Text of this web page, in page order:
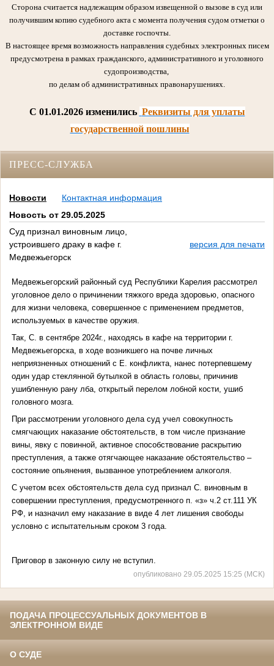
Сторона считается надлежащим образом извещенной о вызове в суд или
получившим копию судебного акта с момента получения судом отметки о
доставке госпочты.
В настоящее время возможность направления судебных электронных писем
предусмотрена в рамках гражданского, административного и уголовного
судопроизводства,
по делам об административных правонарушениях.
C 01.01.2026 изменились Реквизиты для уплаты
государственной пошлины
ПРЕСС-СЛУЖБА
Новости
Контактная информация
Новость от 29.05.2025
Суд признал виновным лицо,
устроившего драку в кафе г.
Медвежьегорск
версия для печати
Медвежьегорский районный суд Республики Карелия рассмотрел
уголовное дело о причинении тяжкого вреда здоровью, опасного
для жизни человека, совершенное с применением предметов,
используемых в качестве оружия.
Так, С. в сентябре 2024г., находясь в кафе на территории г.
Медвежьегорска, в ходе возникшего на почве личных
неприязненных отношений с Е. конфликта, нанес потерпевшему
один удар стеклянной бутылкой в область головы, причинив
ушибленную рану лба, открытый перелом лобной кости, ушиб
головного мозга.
При рассмотрении уголовного дела суд учел совокупность
смягчающих наказание обстоятельств, в том числе признание
вины, явку с повинной, активное способствование раскрытию
преступления, а также отягчающее наказание обстоятельство –
состояние опьянения, вызванное употреблением алкоголя.
С учетом всех обстоятельств дела суд признал С. виновным в
совершении преступления, предусмотренного п. «з» ч.2 ст.111 УК
РФ, и назначил ему наказание в виде 4 лет лишения свободы
условно с испытательным сроком 3 года.
Приговор в законную силу не вступил.
опубликовано 29.05.2025 15:25 (МСК)
ПОДАЧА ПРОЦЕССУАЛЬНЫХ ДОКУМЕНТОВ В
ЭЛЕКТРОННОМ ВИДЕ
О СУДЕ